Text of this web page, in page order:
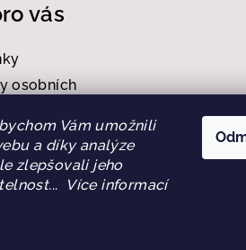
Vám umožnili
a díky analýze
zlepšovali jeho
..
Více informací
vás
osobních